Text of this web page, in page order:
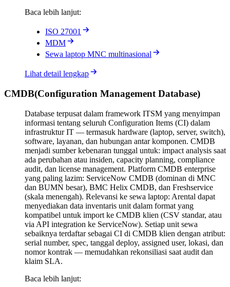
Baca lebih lanjut:
ISO 27001
MDM
Sewa laptop MNC multinasional
Lihat detail lengkap
CMDB(Configuration Management Database)
Database terpusat dalam framework ITSM yang menyimpan
informasi tentang seluruh Configuration Items (CI) dalam
infrastruktur IT — termasuk hardware (laptop, server, switch),
software, layanan, dan hubungan antar komponen. CMDB
menjadi sumber kebenaran tunggal untuk: impact analysis saat
ada perubahan atau insiden, capacity planning, compliance
audit, dan license management. Platform CMDB enterprise
yang paling lazim: ServiceNow CMDB (dominan di MNC
dan BUMN besar), BMC Helix CMDB, dan Freshservice
(skala menengah). Relevansi ke sewa laptop: Arental dapat
menyediakan data inventaris unit dalam format yang
kompatibel untuk import ke CMDB klien (CSV standar, atau
via API integration ke ServiceNow). Setiap unit sewa
sebaiknya terdaftar sebagai CI di CMDB klien dengan atribut:
serial number, spec, tanggal deploy, assigned user, lokasi, dan
nomor kontrak — memudahkan rekonsiliasi saat audit dan
klaim SLA.
Baca lebih lanjut: